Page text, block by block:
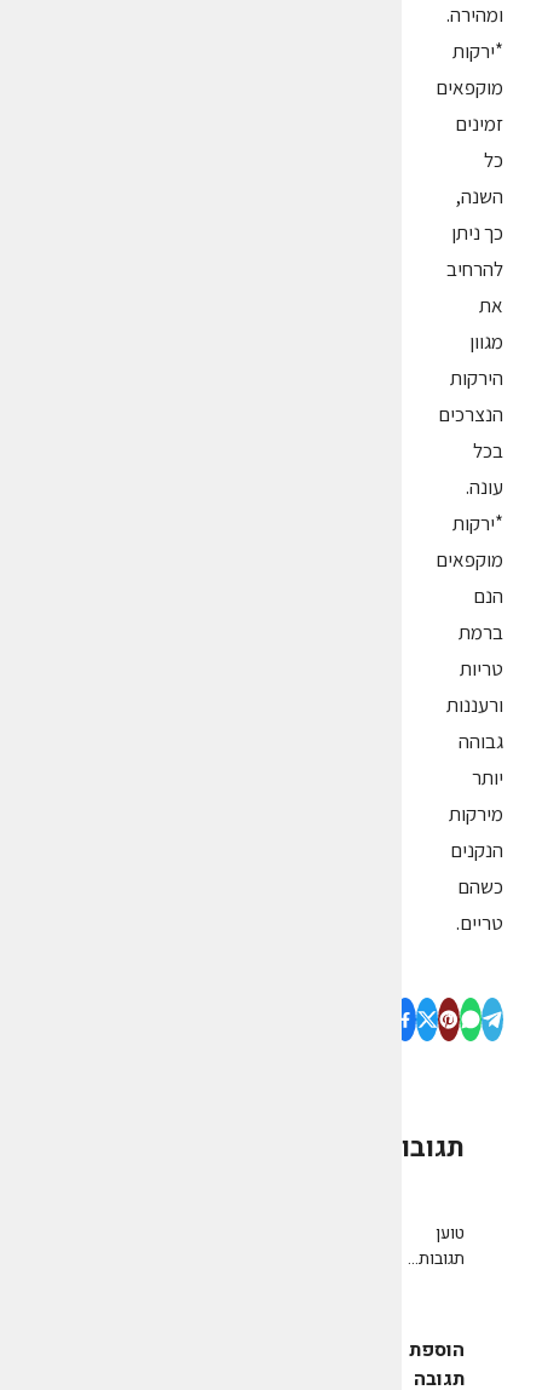
ומהירה.
*ירקות
מוקפאים
זמינים
כל
השנה,
כך ניתן
להרחיב
את
מגוון
הירקות
הנצרכים
בכל
עונה.
*ירקות
מוקפאים
הנם
ברמת
טריות
ורעננות
גבוהה
יותר
מירקות
הנקנים
כשהם
טריים.
תגובות
טוען
תגובות...
הוספת
תגובה